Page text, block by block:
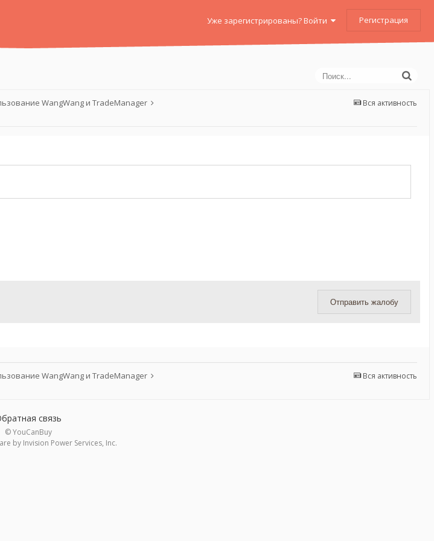
Уже зарегистрированы? Войти Регистрация
Вся активность
WangWang и TradeManager
Отправить жалобу
Вся активность
WangWang и TradeManager
связь
© YouCanBuy
by Invision Power Services, Inc.